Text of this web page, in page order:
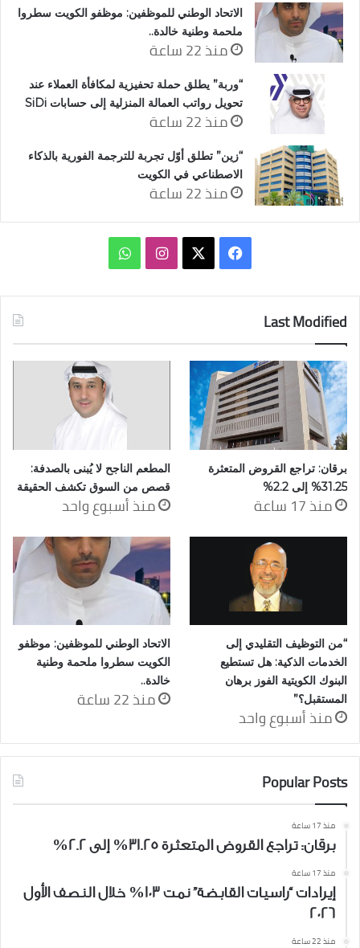
الاتحاد الوطني للموظفين: موظفو الكويت سطروا
ملحمة وطنية خالدة..
منذ 22 ساعة
“وربة” يطلق حملة تحفيزية لمكافأة العملاء عند
تحويل رواتب العمالة المنزلية إلى حسابات SiDi
منذ 22 ساعة
“زين” تطلق أوّل تجربة للترجمة الفورية بالذكاء
الاصطناعي في الكويت
منذ 22 ساعة
فيسبوك انستقرامواتساب
Last Modified
برقان: تراجع القروض المتعثرة
31.25% إلى 2.2%
منذ 17 ساعة
المطعم الناجح لا يُبنى بالصدفة:
قصص من السوق تكشف الحقيقة
منذ أسبوع واحد
“من التوظيف التقليدي إلى
الخدمات الذكية: هل تستطيع
البنوك الكويتية الفوز برهان
المستقبل؟”
منذ أسبوع واحد
الاتحاد الوطني للموظفين: موظفو
الكويت سطروا ملحمة وطنية
خالدة..
منذ 22 ساعة
Popular Posts
منذ 17 ساعة
برقان: تراجع القروض المتعثرة 31.25% إلى 2.2%
منذ 17 ساعة
إيرادات “راسيات القابضة” نمت 103% خلال النصف الأول
2026
منذ 22 ساعة